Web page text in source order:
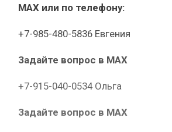
МАХ или по телефону:
+7-985-480-5836 Евгения
Задайте вопрос в MAX
+7-915-040-0534 Ольга
Задайте вопрос в MAX